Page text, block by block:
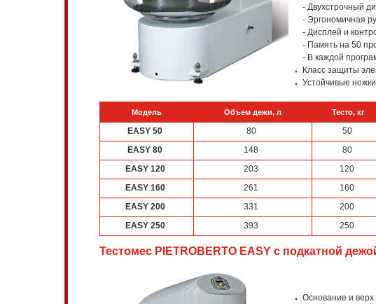
- Двухстрочный
- Эргономичная
- Дисплей и
- Память на 50
- В каждой
Класс защиты
Устойчивые
Модель Объем дежи, л Тесто, кг
EASY 50 80 50
EASY 80
148 80
EASY 120
203 120
EASY 160
261 160
EASY 200
331 200
EASY 250
393 250
Тестомес PIETROBERTO EASY с подкатной
Основание и